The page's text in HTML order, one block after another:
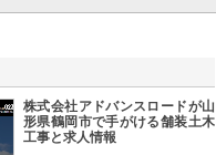
株式会社アドバンスロードが山
形県鶴岡市で手がける舗装土木
工事と求人情報